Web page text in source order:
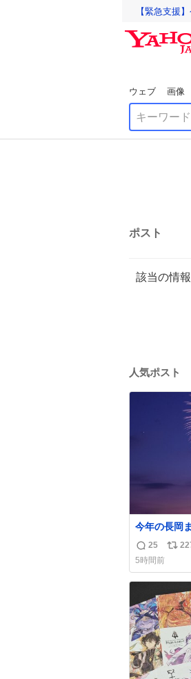
【緊急支援
ウェブ 画像
ポスト
該当の情
人気ポスト
今年の長岡
ンサー名を
された企業
その理由が
返
信
数
25
リ
ス
ト
数
5時間前